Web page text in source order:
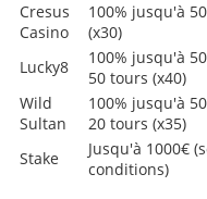
Cresus
Casino
100% jusqu'à
(x30)
Lucky8
100% jusqu'à
50 tours (x40)
Wild
Sultan
100% jusqu'à
20 tours (x35)
Stake
Jusqu'à 1000€
conditions)